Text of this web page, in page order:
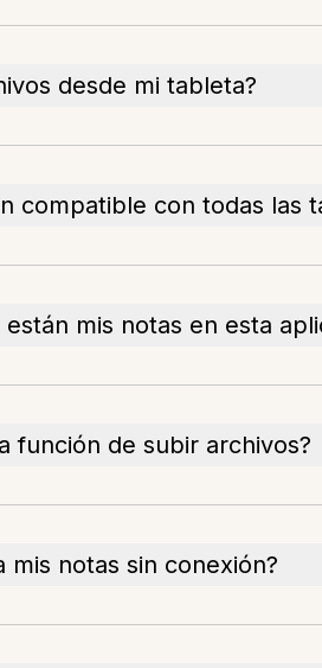
desde mi tableta?
compatible con todas las
mis notas en esta
función de subir archivos?
mis notas sin conexión?